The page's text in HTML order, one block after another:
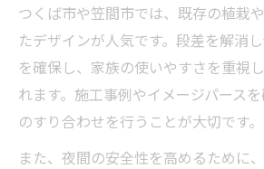
つくば市や笠間市では、既存の植栽
たデザインが人気です。段差を解消
を確保し、家族の使いやすさを重視
れます。施工事例やイメージパース
のすり合わせを行うことが大切です。
また、夜間の安全性を高めるために